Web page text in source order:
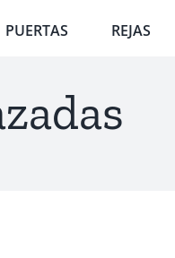
PUERTAS REJAS